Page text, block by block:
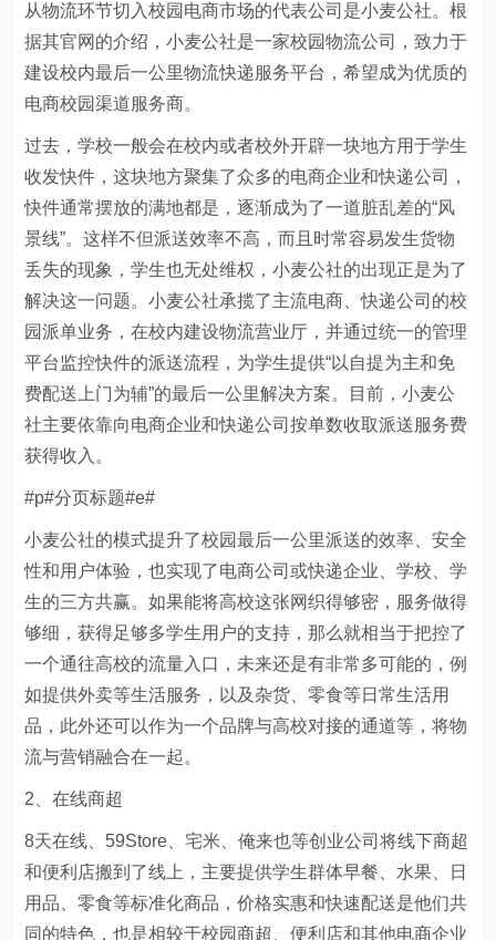
从物流环节切入校园电商市场的代表公司是小麦公社。根
据其官网的介绍，小麦公社是一家校园物流公司，致力于
建设校内最后一公里物流快递服务平台，希望成为优质的
电商校园渠道服务商。
过去，学校一般会在校内或者校外开辟一块地方用于学生
收发快件，这块地方聚集了众多的电商企业和快递公司，
快件通常摆放的满地都是，逐渐成为了一道脏乱差的“风
景线”。这样不但派送效率不高，而且时常容易发生货物
丢失的现象，学生也无处维权，小麦公社的出现正是为了
解决这一问题。小麦公社承揽了主流电商、快递公司的校
园派单业务，在校内建设物流营业厅，并通过统一的管理
平台监控快件的派送流程，为学生提供“以自提为主和免
费配送上门为辅”的最后一公里解决方案。目前，小麦公
社主要依靠向电商企业和快递公司按单数收取派送服务费
获得收入。
#p#分页标题#e#
小麦公社的模式提升了校园最后一公里派送的效率、安全
性和用户体验，也实现了电商公司或快递企业、学校、学
生的三方共赢。如果能将高校这张网织得够密，服务做得
够细，获得足够多学生用户的支持，那么就相当于把控了
一个通往高校的流量入口，未来还是有非常多可能的，例
如提供外卖等生活服务，以及杂货、零食等日常生活用
品，此外还可以作为一个品牌与高校对接的通道等，将物
流与营销融合在一起。
2、在线商超
8天在线、59Store、宅米、俺来也等创业公司将线下商超
和便利店搬到了线上，主要提供学生群体早餐、水果、日
用品、零食等标准化商品，价格实惠和快速配送是他们共
同的特色，也是相较于校园商超、便利店和其他电商企业